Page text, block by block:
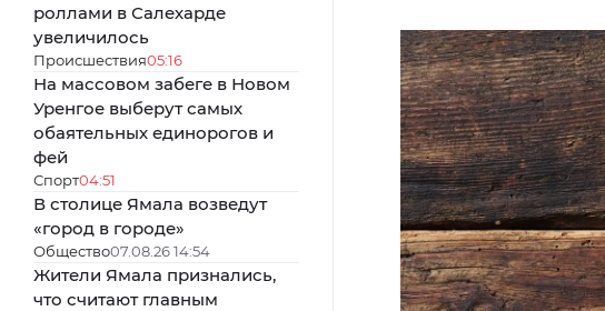
роллами в Салехарде
увеличилось
Происшествия05:16
На массовом забеге в Новом
Уренгое выберут самых
обаятельных единорогов и
фей
Спорт04:51
В столице Ямала возведут
«город в городе»
Общество07.08.26 14:54
Жители Ямала признались,
что считают главным